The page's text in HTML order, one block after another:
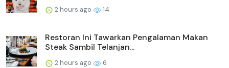
2 hours ago 14
Restoran Ini Tawarkan Pengalaman Makan
Steak Sambil Telanjan...
2 hours ago 6